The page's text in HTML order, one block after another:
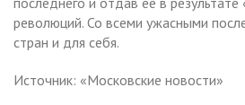
революций. Со всеми ужасными
стран и для себя.
Источник: «Московские новости»